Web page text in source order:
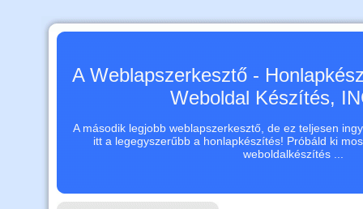
A Weblapszerkesztő -
Weboldal Készítés,
A második legjobb weblapszerkesztő, de ez teljesen
itt a legegyszerűbb a honlapkészítés! Próbáld ki
weboldalkészítés ...